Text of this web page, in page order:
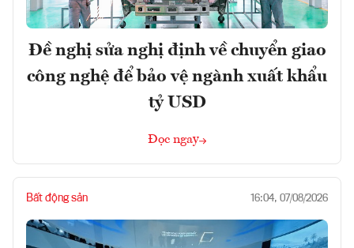
Đề nghị sửa nghị định về chuyển giao
công nghệ để bảo vệ ngành xuất khẩu
tỷ USD
Đọc ngay
Bất động sản 16:04, 07/08/2026